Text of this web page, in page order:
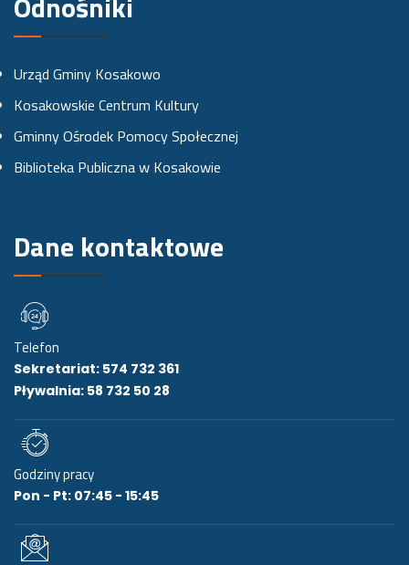
b
o
k
u
a
r
a
m
i
u
e
Urząd Gminy Kosakowo
Kosakowskie Centrum Kultury
Gminny Ośrodek Pomocy Społecznej
Biblioteka Publiczna w Kosakowie
Dane kontaktowe
Telefon
Sekretariat: 574 732 361
Pływalnia: 58 732 50 28
Godziny pracy
Pon - Pt: 07:45 - 15:45